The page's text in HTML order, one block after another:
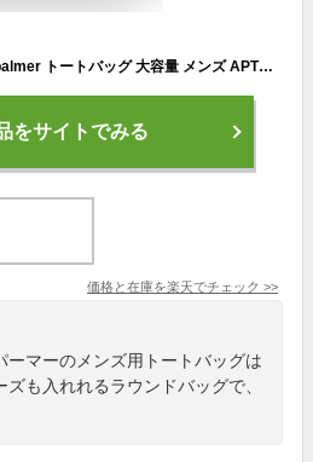
アーノルドパーマー arnold palmer トートバッグ 大容量 メンズ APTB-01H
をサイトでみる
価格と在庫を楽天でチェック >>
ーマーのメンズ用トートバッグは
も入れれるラウンドバッグで、